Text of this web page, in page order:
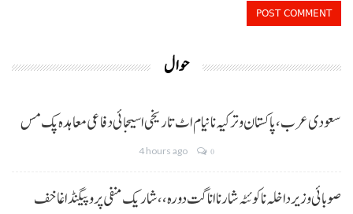
حوال
سعودی عرب، پاکستان و ترکیہ نا نیام اٹ تاریخی اسیجائی دفاعی معاہدہ پک مس
4 hours ago 0
صوبائی وزیر داخلہ نا کوئٹہ شار نا اناگت دورہ،، شاریک منفی پروپیگنڈا غا خف